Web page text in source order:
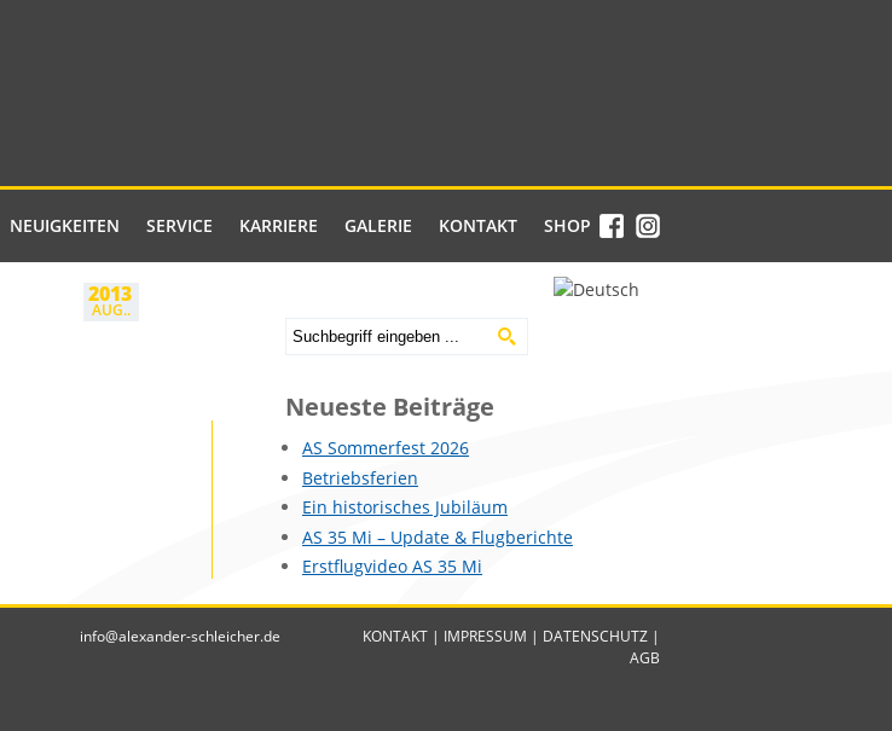
NEUIGKEITEN SERVICE KARRIERE GALERIE KONTAKT SHOP
2013
AUG..
Neueste Beiträge
AS Sommerfest 2026
Betriebsferien
Ein historisches Jubiläum
AS 35 Mi – Update & Flugberichte
Erstflugvideo AS 35 Mi
info@alexander-schleicher.de KONTAKT | IMPRESSUM | DATENSCHUTZ |
AGB